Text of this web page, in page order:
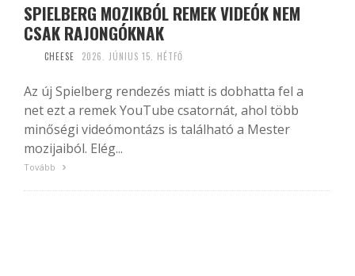
SPIELBERG MOZIKBÓL REMEK VIDEÓK NEM
CSAK RAJONGÓKNAK
CHEESE 2026. JÚNIUS 15. HÉTFŐ
Az új Spielberg rendezés miatt is dobhatta fel a
net ezt a remek YouTube csatornát, ahol több
minőségi videómontázs is található a Mester
mozijaiból. Elég...
Tovább